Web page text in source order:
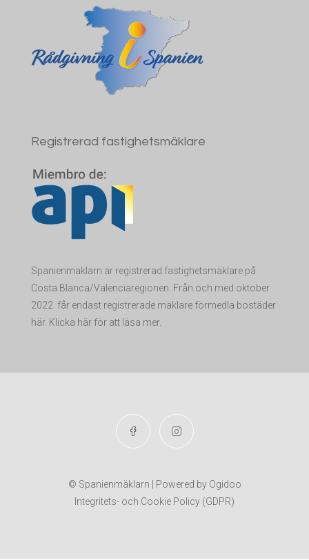
Registrerad fastighetsmäklare
Spanienmäklarn är registrerad fastighetsmäklare på
Costa Blanca/Valenciaregionen. Från och med oktober
2022 får endast registrerade mäklare förmedla bostäder
här. Klicka här för att läsa mer.
© Spanienmäklarn | Powered by Ogidoo
Integritets- och Cookie Policy (GDPR)